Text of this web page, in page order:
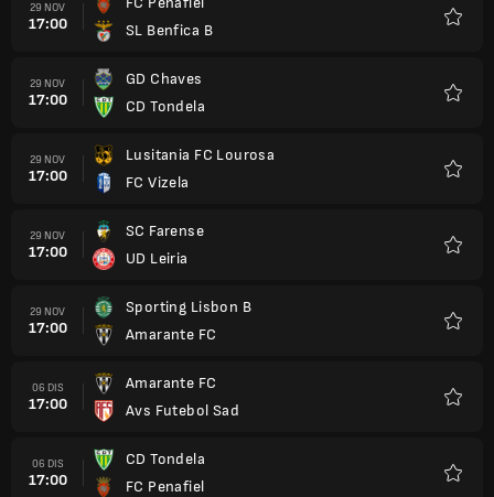
29 NOV
17:00
SL Benfica B
29 NOV
17:00
GD Chaves
CD Tondela
29 NOV
17:00
Lusitania FC Lourosa
FC Vizela
29 NOV
17:00
SC Farense
UD Leiria
29 NOV
17:00
Sporting Lisbon B
Amarante FC
06 DIS
17:00
Amarante FC
Avs Futebol Sad
06 DIS
17:00
CD Tondela
FC Penafiel